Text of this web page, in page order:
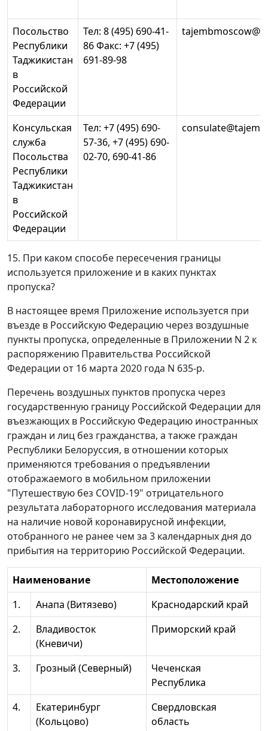
Посольство
Республики
Таджикистан
в
Российской
Федерации
Тел: 8 (495) 690-41-
86 Факс: +7 (495)
691-89-98
Консульская
служба
Посольства
Республики
Таджикистан
в
Российской
Федерации
Тел: +7 (495) 690-
57-36, +7 (495) 690-
02-70, 690-41-86
15. При каком способе пересечения границы
используется приложение и в каких пунктах
пропуска?
В настоящее время Приложение используется при
въезде в Российскую Федерацию через воздушные
пункты пропуска, определенные в Приложении N 2 к
распоряжению Правительства Российской
Федерации от 16 марта 2020 года N 635-р.
Перечень воздушных пунктов пропуска через
государственную границу Российской Федерации для
въезжающих в Российскую Федерацию иностранных
граждан и лиц без гражданства, а также граждан
Республики Белоруссия, в отношении которых
применяются требования о предъявлении
отображаемого в мобильном приложении
"Путешествую без COVID-19" отрицательного
результата лабораторного исследования материала
на наличие новой коронавирусной инфекции,
отобранного не ранее чем за 3 календарных дня до
прибытия на территорию Российской Федерации.
Наименование
Местоположение
1.
Анапа (Витязево)
Краснодарский край
2.
Владивосток
(Кневичи)
Приморский край
3. Грозный (Северный)
Чеченская
Республика
4.
Екатеринбург
(Кольцово)
Свердловская
область